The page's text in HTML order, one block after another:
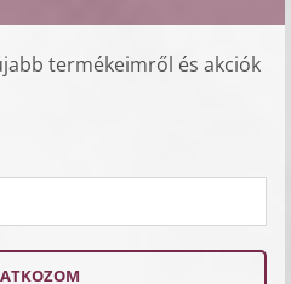
termékeimről és akciók